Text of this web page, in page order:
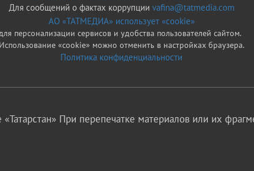
Для сообщений о фактах коррупции vafina@tatmedia.com
АО «ТАТМЕДИА» использует «cookie»
персонализации сервисов и удобства пользователей сайтом.
Использование «cookie» можно отменить в настройках браузера.
Политика конфиденциальности
При перепечатке материалов или их